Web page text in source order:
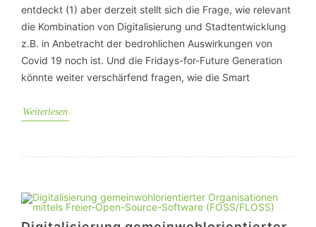
entdeckt (1) aber derzeit stellt sich die Frage, wie relevant
die Kombination von Digitalisierung und Stadtentwicklung
z.B. in Anbetracht der bedrohlichen Auswirkungen von
Covid 19 noch ist. Und die Fridays-for-Future Generation
könnte weiter verschärfend fragen, wie die Smart
Weiterlesen